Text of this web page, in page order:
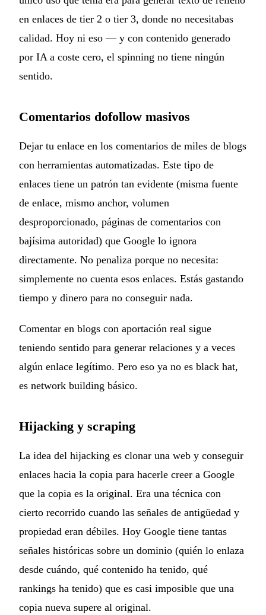
en enlaces de tier 2 o tier 3, donde no necesitabas
calidad. Hoy ni eso — y con contenido generado
por IA a coste cero, el spinning no tiene ningún
sentido.
Comentarios dofollow masivos
Dejar tu enlace en los comentarios de miles de blogs
con herramientas automatizadas. Este tipo de
enlaces tiene un patrón tan evidente (misma fuente
de enlace, mismo anchor, volumen
desproporcionado, páginas de comentarios con
bajísima autoridad) que Google lo ignora
directamente. No penaliza porque no necesita:
simplemente no cuenta esos enlaces. Estás gastando
tiempo y dinero para no conseguir nada.
Comentar en blogs con aportación real sigue
teniendo sentido para generar relaciones y a veces
algún enlace legítimo. Pero eso ya no es black hat,
es network building básico.
Hijacking y scraping
La idea del hijacking es clonar una web y conseguir
enlaces hacia la copia para hacerle creer a Google
que la copia es la original. Era una técnica con
cierto recorrido cuando las señales de antigüedad y
propiedad eran débiles. Hoy Google tiene tantas
señales históricas sobre un dominio (quién lo enlaza
desde cuándo, qué contenido ha tenido, qué
rankings ha tenido) que es casi imposible que una
copia nueva supere al original.